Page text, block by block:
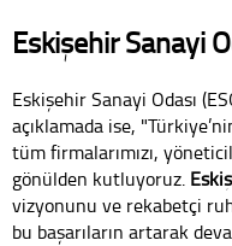
Eskişehir Sanayi
Eskişehir Sanayi Odası
açıklamada ise,
tüm firmalarımızı,
gönülden kutluyoruz.
vizyonunu ve rekabetçi
bu başarıların artarak